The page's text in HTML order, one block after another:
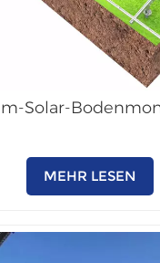
Solar-
MEHR LESEN